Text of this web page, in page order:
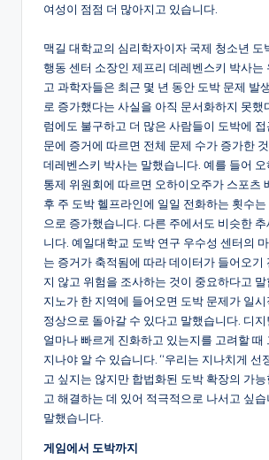
여성이 점점 더 많아지고 있습니다.
맥길 대학교의 심리학자이자 국제 청소년 도
행동 센터 소장인 제프리 데레벤스키 박사는
고 과학자들은 최근 몇 년 동안 도박 문제 발
로 증가했다는 사실을 아직 문서화하지 못했
럼에도 불구하고 더 많은 사람들이 도박에 접
문에 증거에 따르면 전체 문제 수가 증가한
데레벤스키 박사는 말했습니다. 예를 들어
통제 위원회에 따르면 오하이오주가 스포츠
후 주 도박 헬프라인에 일일 전화하는 횟수
으로 증가했습니다. 다른 주에서도 비슷한
니다. 예일대학교 도박 연구 우수성 센터의
는 증거가 축적됨에 따라 데이터가 들어오기
지 않고 위험을 조사하는 것이 중요하다고
지노가 한 지역에 들어오면 도박 문제가 일
정상으로 돌아갈 수 있다고 말했습니다. 디
얼마나 빠르게 진화하고 있는지를 고려할 때
지나야 알 수 있습니다. “우리는 지나치게 선
고 싶지는 않지만 합법화된 도박 확장의 가
고 해결하는 데 있어 적극적으로 나서고 싶
말했습니다.
게임에서 도박까지